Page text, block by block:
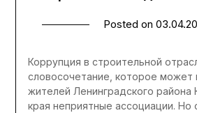
Posted on
Коррупция в строительной
словосочетание, которое может
жителей Ленинградского района
края неприятные ассоциации. Но